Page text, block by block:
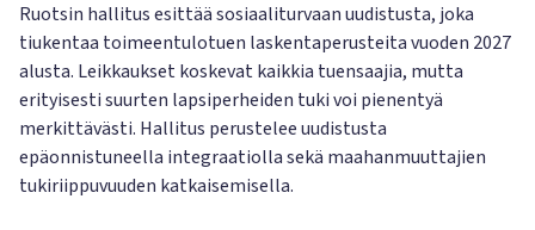
Ruotsin hallitus esittää sosiaaliturvaan uudistusta, joka
tiukentaa toimeentulotuen laskentaperusteita vuoden 2027
alusta. Leikkaukset koskevat kaikkia tuensaajia, mutta
erityisesti suurten lapsiperheiden tuki voi pienentyä
merkittävästi. Hallitus perustelee uudistusta
epäonnistuneella integraatiolla sekä maahanmuuttajien
tukiriippuvuuden katkaisemisella.